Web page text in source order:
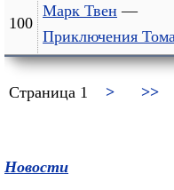
100
Марк Твен —
Приключения
Страница 1 > >>
Новости